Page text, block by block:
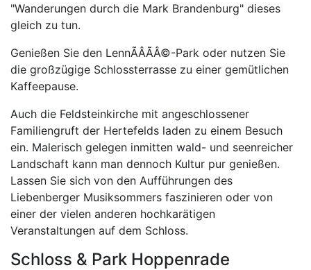
"Wanderungen durch die Mark Brandenburg" dieses
gleich zu tun.
Genießen Sie den LennÃÂÃÂ©-Park oder nutzen Sie
die großzügige Schlossterrasse zu einer gemütlichen
Kaffeepause.
Auch die Feldsteinkirche mit angeschlossener
Familiengruft der Hertefelds laden zu einem Besuch
ein. Malerisch gelegen inmitten wald- und seenreicher
Landschaft kann man dennoch Kultur pur genießen.
Lassen Sie sich von den Aufführungen des
Liebenberger Musiksommers faszinieren oder von
einer der vielen anderen hochkarätigen
Veranstaltungen auf dem Schloss.
Schloss & Park Hoppenrade